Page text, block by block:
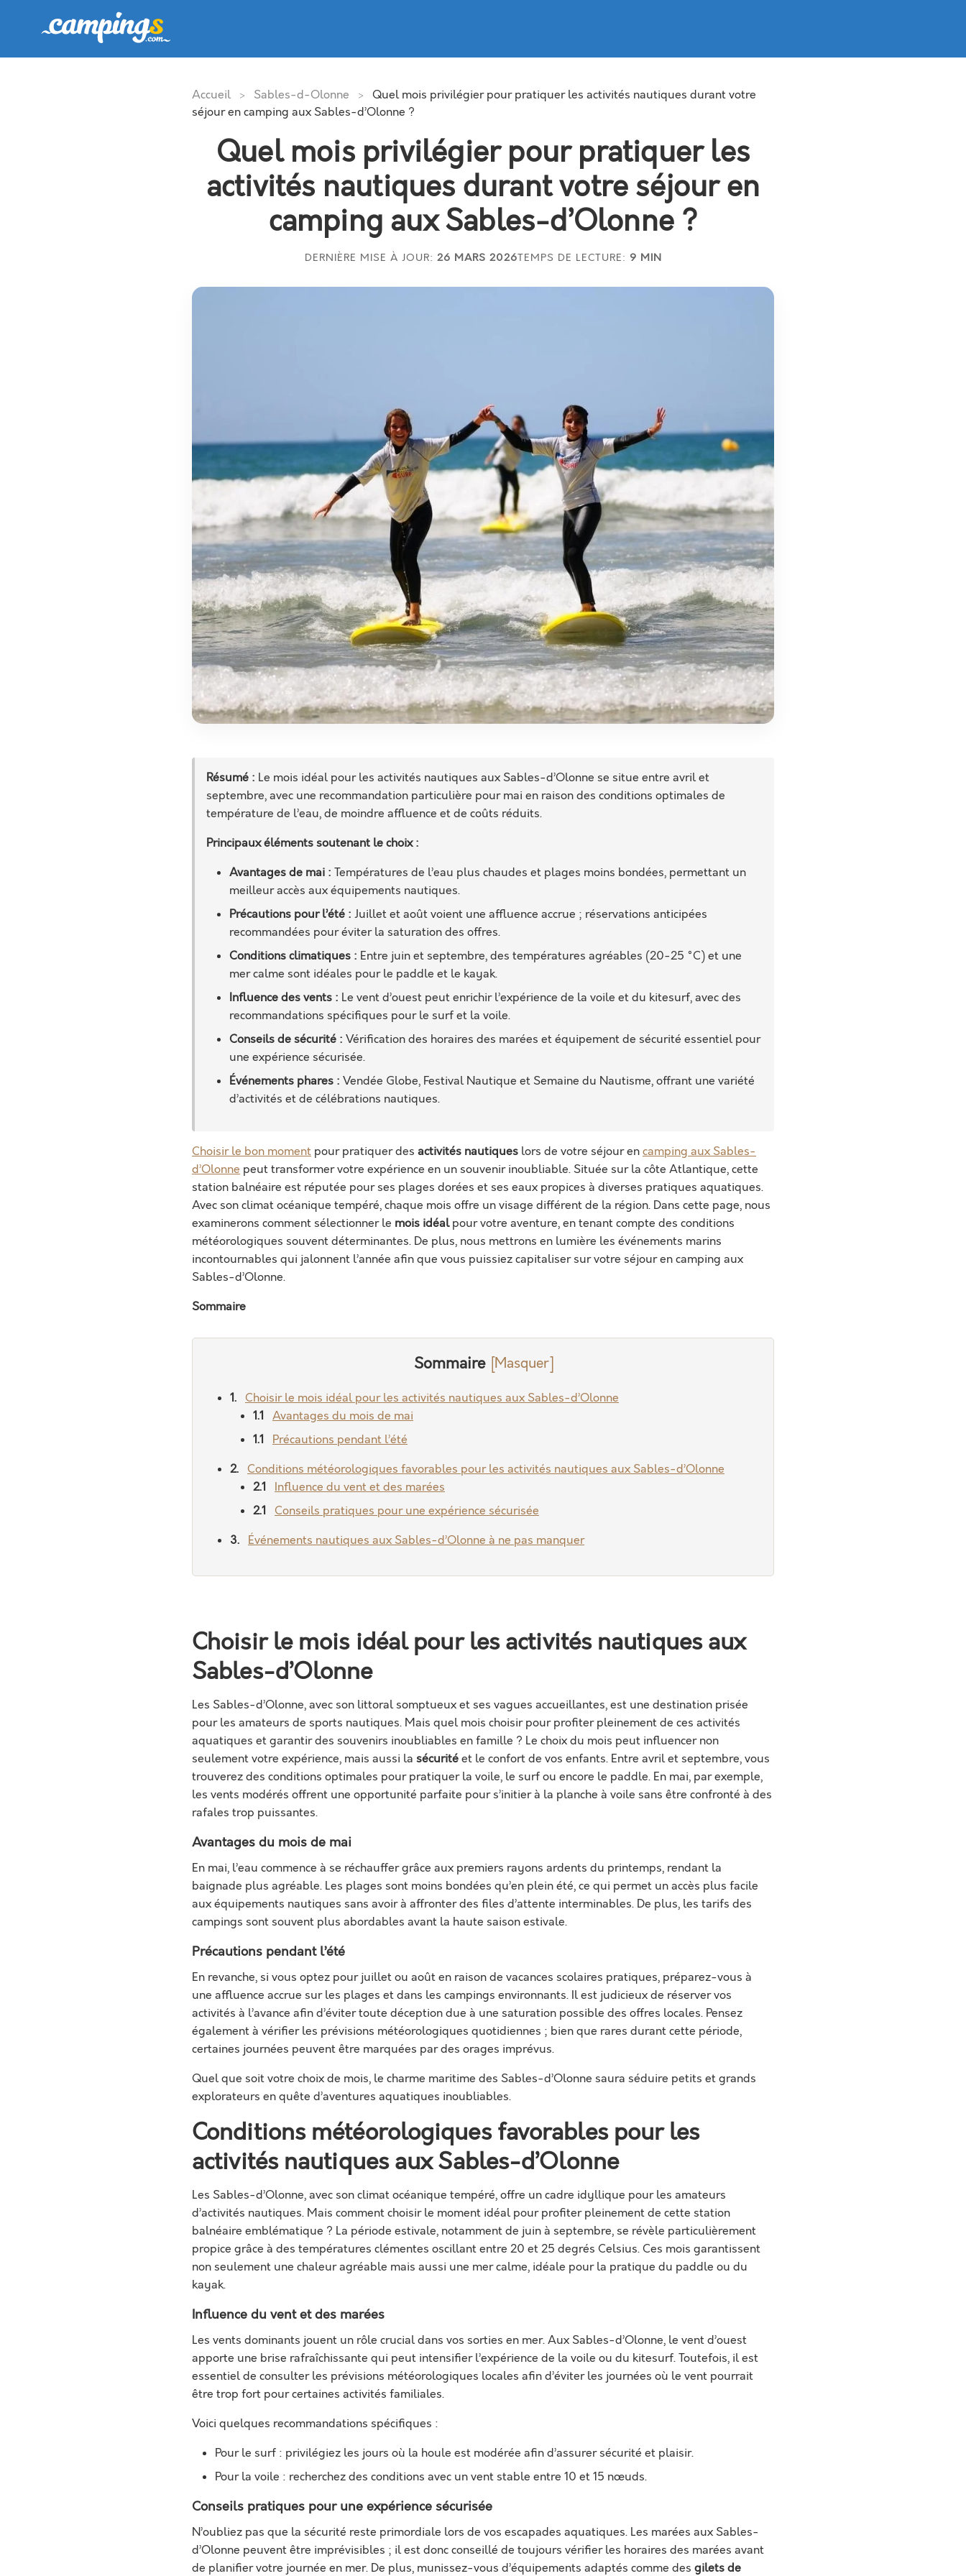
Accueil > Sables-d-Olonne >
Quel mois privilégier pour pratiquer les activités nautiques durant votre
séjour en camping aux Sables-d’Olonne ?
Quel mois privilégier pour pratiquer les
activités nautiques durant votre séjour en
camping aux Sables-d’Olonne ?
DERNIÈRE MISE À JOUR: 26 MARS 2026TEMPS DE LECTURE: 9 MIN
Résumé : Le mois idéal pour les activités nautiques aux Sables-d’Olonne se situe entre avril et
septembre, avec une recommandation particulière pour mai en raison des conditions optimales de
température de l’eau, de moindre affluence et de coûts réduits.
Principaux éléments soutenant le choix :
Avantages de mai : Températures de l’eau plus chaudes et plages moins bondées, permettant un
meilleur accès aux équipements nautiques.
Précautions pour l’été : Juillet et août voient une affluence accrue ; réservations anticipées
recommandées pour éviter la saturation des offres.
Conditions climatiques : Entre juin et septembre, des températures agréables (20-25 °C) et une
mer calme sont idéales pour le paddle et le kayak.
Influence des vents : Le vent d’ouest peut enrichir l’expérience de la voile et du kitesurf, avec des
recommandations spécifiques pour le surf et la voile.
Conseils de sécurité : Vérification des horaires des marées et équipement de sécurité essentiel pour
une expérience sécurisée.
Événements phares : Vendée Globe, Festival Nautique et Semaine du Nautisme, offrant une variété
d’activités et de célébrations nautiques.
Choisir le bon moment pour pratiquer des activités nautiques lors de votre séjour encamping aux Sables-
d’Olonne peut transformer votre expérience en un souvenir inoubliable. Située sur la côte Atlantique, cette
station balnéaire est réputée pour ses plages dorées et ses eaux propices à diverses pratiques aquatiques.
Avec son climat océanique tempéré, chaque mois offre un visage différent de la région. Dans cette page, nous
examinerons comment sélectionner le mois idéalpour votre aventure, en tenant compte des conditions
météorologiques souvent déterminantes. De plus, nous mettrons en lumière les événements marins
incontournables qui jalonnent l’année afin que vous puissiez capitaliser sur votre séjour en camping aux
Sables-d’Olonne.
Sommaire
Sommaire
Choisir le mois idéal pour les activités nautiques aux Sables-d’Olonne
Avantages du mois de mai
Précautions pendant l’été
Conditions météorologiques favorables pour les activités nautiques aux Sables-d’Olonne
Influence du vent et des marées
Conseils pratiques pour une expérience sécurisée
Événements nautiques aux Sables-d’Olonne à ne pas manquer
Choisir le mois idéal pour les activités nautiques aux
Sables-d’Olonne
Les Sables-d’Olonne, avec son littoral somptueux et ses vagues accueillantes, est une destination prisée
pour les amateurs de sports nautiques. Mais quel mois choisir pour profiter pleinement de ces activités
aquatiques et garantir des souvenirs inoubliables en famille ? Le choix du mois peut influencer non
seulement votre expérience, mais aussi la sécuritéet le confort de vos enfants. Entre avril et septembre, vous
trouverez des conditions optimales pour pratiquer la voile, le surf ou encore le paddle. En mai, par exemple,
les vents modérés offrent une opportunité parfaite pour s’initier à la planche à voile sans être confronté à des
rafales trop puissantes.
Avantages du mois de mai
En mai, l’eau commence à se réchauffer grâce aux premiers rayons ardents du printemps, rendant la
baignade plus agréable. Les plages sont moins bondées qu’en plein été, ce qui permet un accès plus facile
aux équipements nautiques sans avoir à affronter des files d’attente interminables. De plus, les tarifs des
campings sont souvent plus abordables avant la haute saison estivale.
Précautions pendant l’été
En revanche, si vous optez pour juillet ou août en raison de vacances scolaires pratiques, préparez-vous à
une affluence accrue sur les plages et dans les campings environnants. Il est judicieux de réserver vos
activités à l’avance afin d’éviter toute déception due à une saturation possible des offres locales. Pensez
également à vérifier les prévisions météorologiques quotidiennes ; bien que rares durant cette période,
certaines journées peuvent être marquées par des orages imprévus.
Quel que soit votre choix de mois, le charme maritime des Sables-d’Olonne saura séduire petits et grands
explorateurs en quête d’aventures aquatiques inoubliables.
Conditions météorologiques favorables pour les
activités nautiques aux Sables-d’Olonne
Les Sables-d’Olonne, avec son climat océanique tempéré, offre un cadre idyllique pour les amateurs
d’activités nautiques. Mais comment choisir le moment idéal pour profiter pleinement de cette station
balnéaire emblématique ? La période estivale, notamment de juin à septembre, se révèle particulièrement
propice grâce à des températures clémentes oscillant entre 20 et 25 degrés Celsius. Ces mois garantissent
non seulement une chaleur agréable mais aussi une mer calme, idéale pour la pratique du paddle ou du
kayak.
Influence du vent et des marées
Les vents dominants jouent un rôle crucial dans vos sorties en mer. Aux Sables-d’Olonne, le vent d’ouest
apporte une brise rafraîchissante qui peut intensifier l’expérience de la voile ou du kitesurf. Toutefois, il est
essentiel de consulter les prévisions météorologiques locales afin d’éviter les journées où le vent pourrait
être trop fort pour certaines activités familiales.
Voici quelques recommandations spécifiques :
Pour le surf : privilégiez les jours où la houle est modérée afin d’assurer sécurité et plaisir.
Pour la voile : recherchez des conditions avec un vent stable entre 10 et 15 nœuds.
Conseils pratiques pour une expérience sécurisée
N’oubliez pas que la sécurité reste primordiale lors de vos escapades aquatiques. Les marées aux Sables-
d’Olonne peuvent être imprévisibles ; il est donc conseillé de toujours vérifier les horaires des marées avant
de planifier votre journée en mer. De plus, munissez-vous d’équipements adaptés comme des gilets de